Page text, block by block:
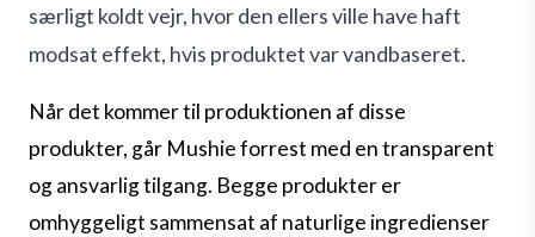
særligt koldt vejr, hvor den ellers ville have haft
modsat effekt, hvis produktet var vandbaseret.
Når det kommer til produktionen af disse
produkter, går Mushie forrest med en transparent
og ansvarlig tilgang. Begge produkter er
omhyggeligt sammensat af naturlige ingredienser